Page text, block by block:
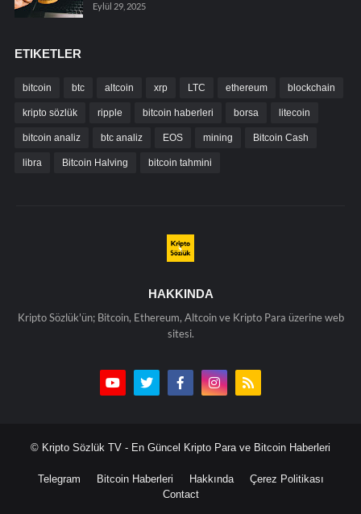
Eylül 29, 2025
ETIKETLER
bitcoin btc altcoin xrp LTC ethereum blockchain
kripto sözlük ripple bitcoin haberleri borsa litecoin
bitcoin analiz btc analiz EOS mining Bitcoin Cash
libra Bitcoin Halving bitcoin tahmini
HAKKINDA
Kripto Sözlük'ün; Bitcoin, Ethereum, Altcoin ve Kripto Para üzerine web
sitesi.
© Kripto Sözlük TV - En Güncel Kripto Para ve Bitcoin Haberleri
Telegram Bitcoin Haberleri Hakkında
Çerez Politikası
Contact